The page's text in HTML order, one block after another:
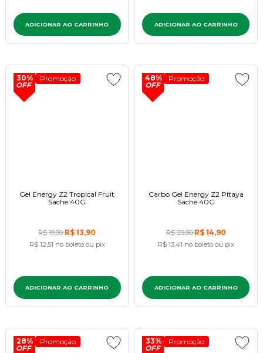
ADICIONAR AO CARRINHO ADICIONAR AO CARRINHO
30%
OFF
Promoção
Gel Energy Z2 Tropical Fruit
Sache 40G
R$ 19,90R$ 13,90
R$ 12,51 no boleto ou pix
ADICIONAR AO CARRINHO
48%
OFF
Promoção
Carbo Gel Energy Z2 Pitaya
Sache 40G
R$ 29,00R$ 14,90
R$ 13,41 no boleto ou pix
ADICIONAR AO CARRINHO
28%
OFF
Promoção
33%
OFF
Promoção